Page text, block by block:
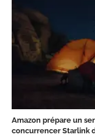
Amazon prépare un
concurrencer Starlink